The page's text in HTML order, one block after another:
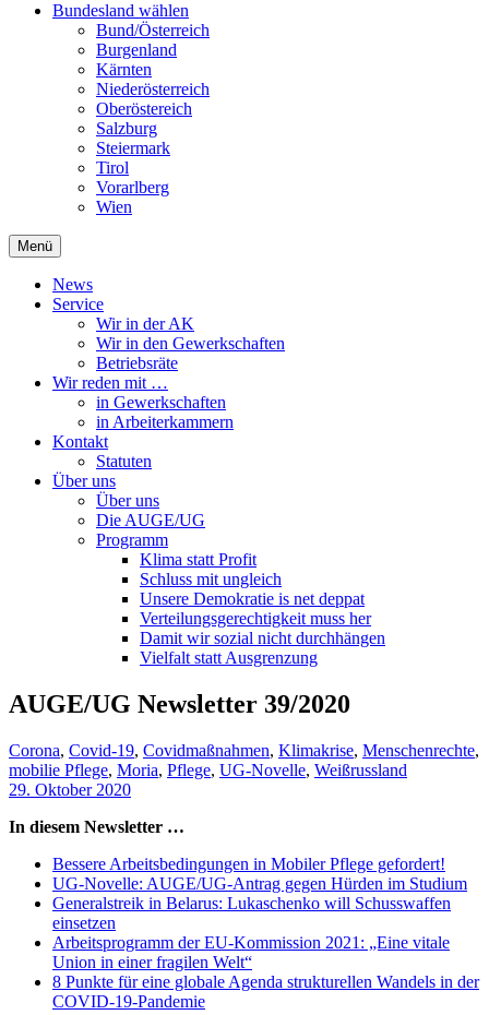
Bundesland wählen
Bund/Österreich
Burgenland
Kärnten
Niederösterreich
Oberöstereich
Salzburg
Steiermark
Tirol
Vorarlberg
Wien
Menü
News
Service
Wir in der AK
Wir in den Gewerkschaften
Betriebsräte
Wir reden mit …
in Gewerkschaften
in Arbeiterkammern
Kontakt
Statuten
Über uns
Über uns
Die AUGE/UG
Programm
Klima statt Profit
Schluss mit ungleich
Unsere Demokratie is net deppat
Verteilungsgerechtigkeit muss her
Damit wir sozial nicht durchhängen
Vielfalt statt Ausgrenzung
AUGE/UG Newsletter 39/2020
Corona, Covid-19, Covidmaßnahmen, Klimakrise, Menschenrechte,
mobilie Pflege, Moria, Pflege, UG-Novelle, Weißrussland
29. Oktober 2020
In diesem Newsletter …
Bessere Arbeitsbedingungen in Mobiler Pflege gefordert!
UG-Novelle: AUGE/UG-Antrag gegen Hürden im Studium
Generalstreik in Belarus: Lukaschenko will Schusswaffen
einsetzen
Arbeitsprogramm der EU-Kommission 2021: „Eine vitale
Union in einer fragilen Welt“
8 Punkte für eine globale Agenda strukturellen Wandels in der
COVID-19-Pandemie